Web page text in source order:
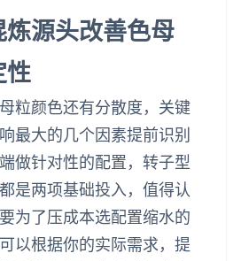
源头改善色母
性
粒颜色还有分散度，关键
最大的几个因素提前识别
做针对性的配置，转子型
是两项基础投入，值得认
为了压成本选配置缩水的
以根据你的实际需求，提